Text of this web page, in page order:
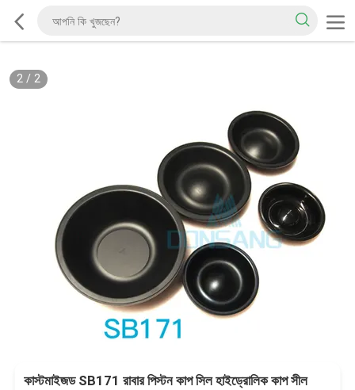
2/ 2
কাস্টমাইজড SB171 রাবার পিস্টন কাপ সিল হাইড্রোলিক কাপ সীল